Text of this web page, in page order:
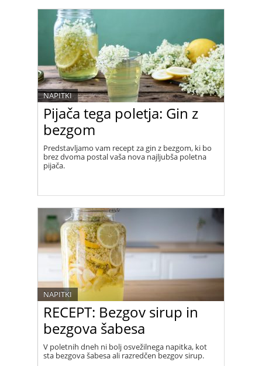
Pijača tega poletja: Gin z
bezgom
NAPITKI
Predstavljamo vam recept za gin z bezgom, ki bo
brez dvoma postal vaša nova najljubša poletna
pijača.
RECEPT: Bezgov sirup in
bezgova šabesa
NAPITKI
V poletnih dneh ni bolj osvežilnega napitka, kot
sta bezgova šabesa ali razredčen bezgov sirup.